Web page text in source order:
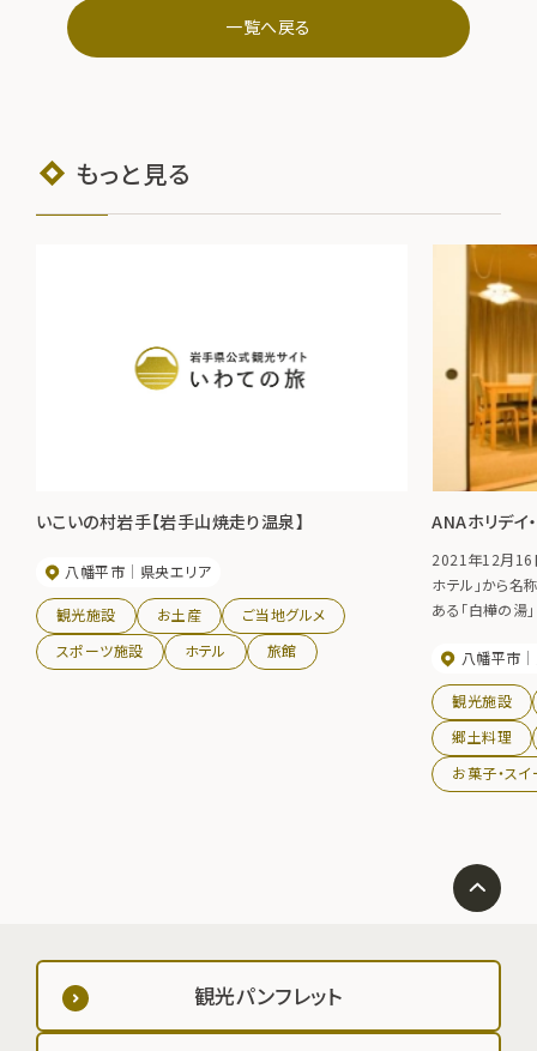
一覧へ戻る
もっと見る
いこいの村岩手【岩手山焼走り温泉】
八幡平市 県央エリア
観光施設 お土産
ご当地グルメ
スポーツ施設
ホテル 旅館
ANAホリデイ
2021年12月16
ホテル」から名
ある「白樺の湯
テルです。
八幡平市
観光施設
郷土料理
お菓子・ス
観光パンフレット